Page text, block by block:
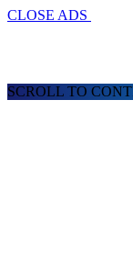
CLOSE ADS
SCROLL TO